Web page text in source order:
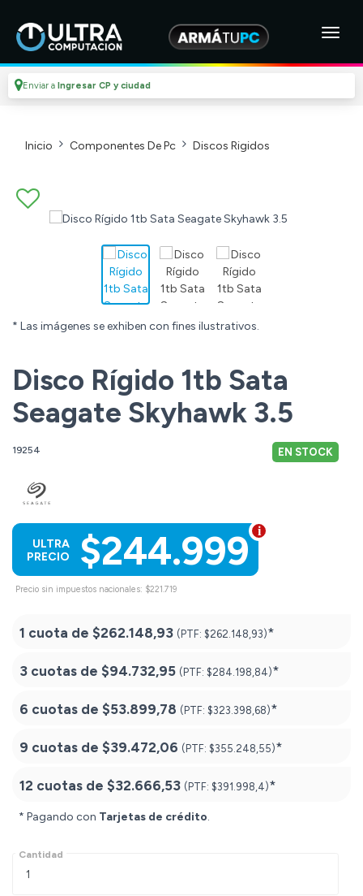
Enviar a Ingresar CP y ciudad
Inicio Componentes De Pc Discos Rigidos
* Las imágenes se exhiben con fines ilustrativos.
Disco Rígido 1tb Sata
Seagate Skyhawk 3.5
19254 EN STOCK
$244.999
ULTRA
PRECIO
Precio sin impuestos nacionales: $221.719
1 cuota de $262.148,93 (PTF: $262.148,93)*
3 cuotas de $94.732,95 (PTF: $284.198,84)*
6 cuotas de $53.899,78 (PTF: $323.398,68)*
9 cuotas de $39.472,06 (PTF: $355.248,55)*
12 cuotas de $32.666,53 (PTF: $391.998,4)*
* Pagando con Tarjetas de crédito.
Cantidad